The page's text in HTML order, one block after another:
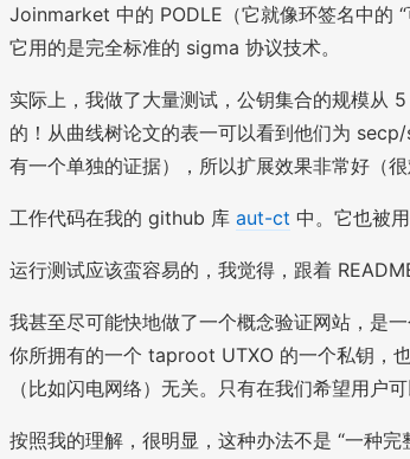
Joinmarket 中的 PODLE（它就像环签名中的
它用的是完全标准的 sigma 协议技术。
实际上，我做了大量测试，公钥集合的规模从
的！从曲线树论文的表一可以看到他们为
有一个单独的证据），所以扩展效果非常好（
工作代码在我的 github 库 aut-ct 中。它也被
运行测试应该蛮容易的，我觉得，跟着
我甚至尽可能快地做了一个概念验证网站，是
你所拥有的一个 taproot UTXO 的一个私钥，
（比如闪电网络）无关。只有在我们希望用户
按照我的理解，很明显，这种办法不是 “一种